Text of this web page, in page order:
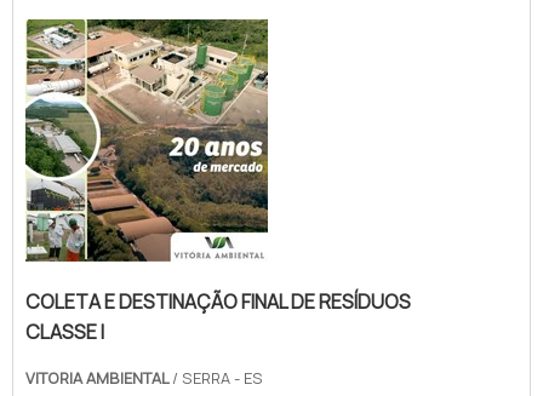
assunto é coleta e destinação de resíduos
perigosos, com os colaboradores da Vitória
Ambiental conseguirá assertividade com
execução das atividades de acordo com
exigências...
COLETA E DESTINAÇÃO FINAL DE RESÍDUOS
CLASSE I
VITORIA AMBIENTAL/ SERRA - ES